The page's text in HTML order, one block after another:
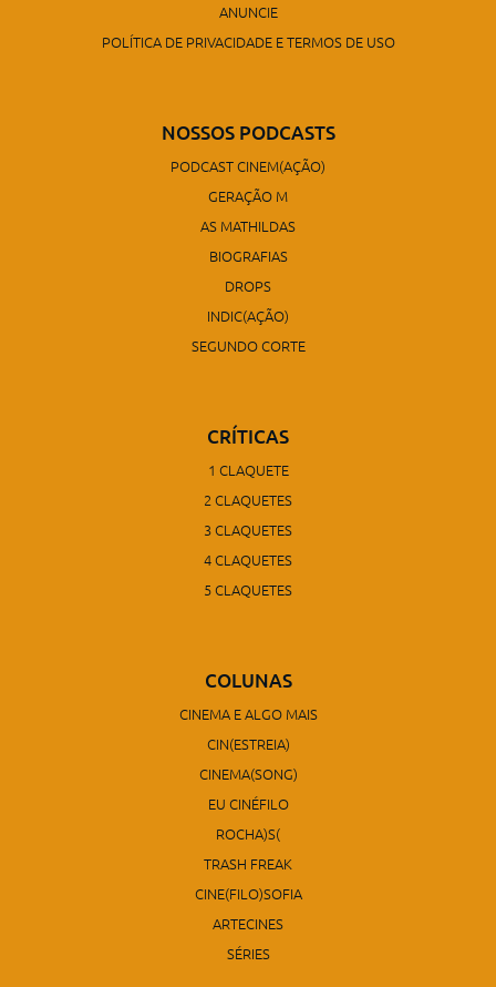
ANUNCIE
POLÍTICA DE PRIVACIDADE E TERMOS DE USO
NOSSOS PODCASTS
PODCAST CINEM(AÇÃO)
GERAÇÃO M
AS MATHILDAS
BIOGRAFIAS
DROPS
INDIC(AÇÃO)
SEGUNDO CORTE
CRÍTICAS
1 CLAQUETE
2 CLAQUETES
3 CLAQUETES
4 CLAQUETES
5 CLAQUETES
COLUNAS
CINEMA E ALGO MAIS
CIN(ESTREIA)
CINEMA(SONG)
EU CINÉFILO
ROCHA)S(
TRASH FREAK
CINE(FILO)SOFIA
ARTECINES
SÉRIES